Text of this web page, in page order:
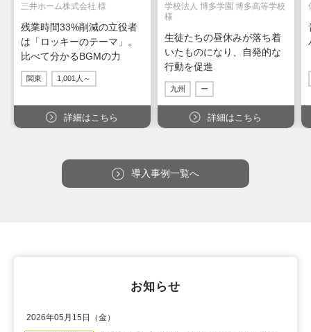
三井ホーム株式会社 様
残業時間33%削減の立役者
は「ロッキーのテーマ」。
比べて分かるBGMの力
関東 1,001人～
詳細はこちら
学校法人 博多学園 博多高等学校
様
生徒たちの昼休みが落ち着
いたものになり、自発的な
行動を促進
九州 ー
詳細はこちら
導入事例一覧へ
お知らせ
2026年05月15日（金）